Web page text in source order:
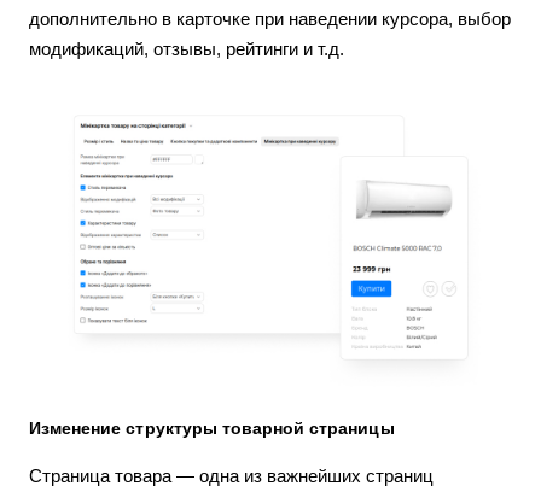
дополнительно в карточке при наведении курсора, выбор
модификаций, отзывы, рейтинги и т.д.
Изменение структуры товарной страницы
Страница товара — одна из важнейших страниц